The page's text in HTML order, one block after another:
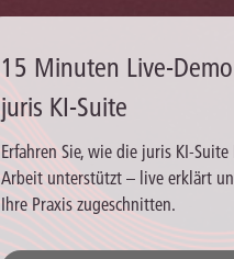
15 Minuten Live-
juris KI-Suite
Erfahren Sie, wie die juris KI-Suite
Arbeit unterstützt – live erklärt
Ihre Praxis zugeschnitten.